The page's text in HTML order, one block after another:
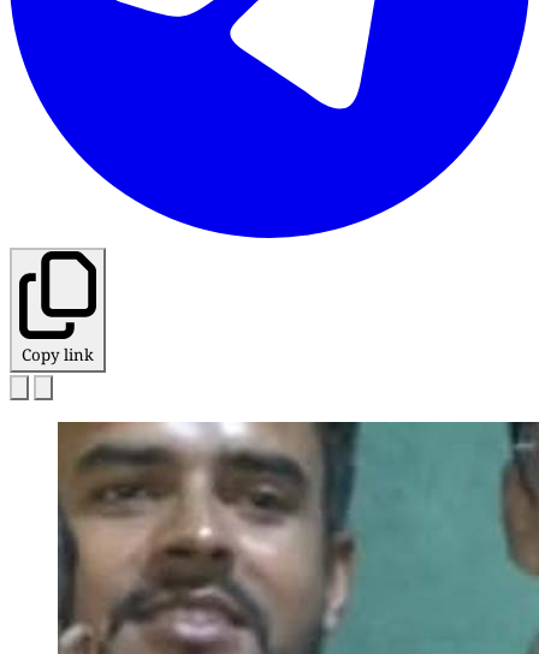
Copy link